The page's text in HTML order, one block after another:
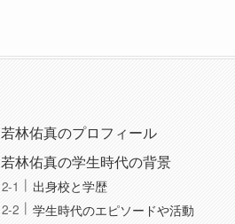
若林佑真のプロフィール
若林佑真の学生時代の背景
出身校と学歴
学生時代のエピソードや活動